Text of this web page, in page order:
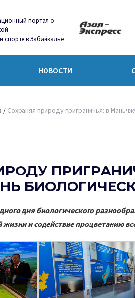
портал о
спорте в Забайкалье
НОВОСТИ
/ Сохраняя природу приграничья: в
дня биологического
и содействие процветанию